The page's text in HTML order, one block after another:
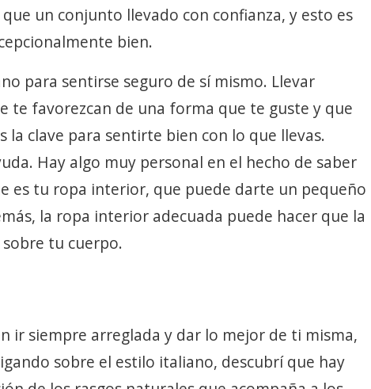
un conjunto llevado con confianza, y esto es
bien.
para sentirse seguro de sí mismo. Llevar
te favorezcan de una forma que te guste y que
clave para sentirte bien con lo que llevas.
Hay algo muy personal en el hecho de saber
es tu ropa interior, que puede darte un pequeño
la ropa interior adecuada puede hacer que la
tu cuerpo.
ir siempre arreglada y dar lo mejor de ti misma,
sobre el estilo italiano, descubrí que hay